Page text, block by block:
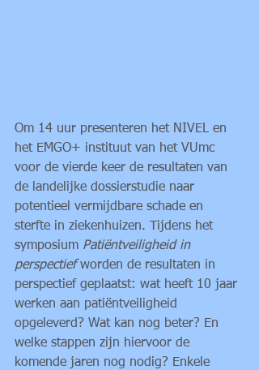
Om 14 uur presenteren het NIVEL en
het EMGO+ instituut van het VUmc
voor de vierde keer de resultaten van
de landelijke dossierstudie naar
potentieel vermijdbare schade en
sterfte in ziekenhuizen. Tijdens het
symposium Patiëntveiligheid in
perspectief worden de resultaten in
perspectief geplaatst: wat heeft 10 jaar
werken aan patiëntveiligheid
opgeleverd? Wat kan nog beter? En
welke stappen zijn hiervoor de
komende jaren nog nodig? Enkele